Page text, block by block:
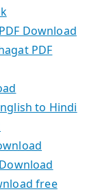
Download
PDF
to Hindi
free